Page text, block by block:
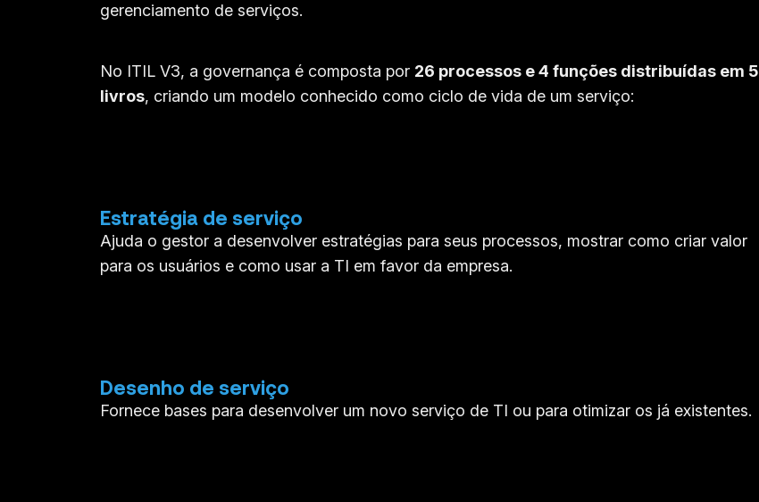
gerenciamento de serviços.
No ITIL V3, a governança é composta por 26 processos e 4 funções distribuídas em 5
livros, criando um modelo conhecido como ciclo de vida de um serviço:
Estratégia de serviço
Ajuda o gestor a desenvolver estratégias para seus processos, mostrar como criar valor
para os usuários e como usar a TI em favor da empresa.
Desenho de serviço
Fornece bases para desenvolver um novo serviço de TI ou para otimizar os já existentes.